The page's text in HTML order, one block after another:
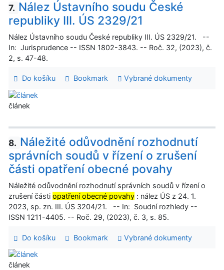
7. Nález Ústavního soudu České
republiky III. ÚS 2329/21
Nález Ústavního soudu České republiky III. ÚS 2329/21. --
In: Jurisprudence -- ISSN 1802-3843. -- Roč. 32, (2023), č.
2, s. 47-48.
Do košíku Bookmark Vybrané dokumenty
článek
8. Náležité odůvodnění rozhodnutí
správních soudů v řízení o zrušení
části opatření obecné povahy
Náležité odůvodnění rozhodnutí správních soudů v řízení o
zrušení části opatření obecné povahy : nález ÚS z 24. 1.
2023, sp. zn. III. ÚS 3204/21. -- In: Soudní rozhledy --
ISSN 1211-4405. -- Roč. 29, (2023), č. 3, s. 85.
Do košíku Bookmark Vybrané dokumenty
článek